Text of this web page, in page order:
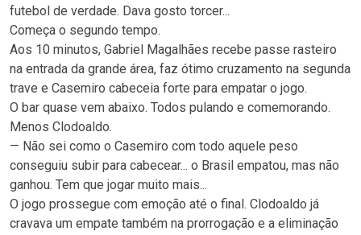
futebol de verdade. Dava gosto torcer...
Começa o segundo tempo.
Aos 10 minutos, Gabriel Magalhães recebe passe rasteiro
na entrada da grande área, faz ótimo cruzamento na segunda
trave e Casemiro cabeceia forte para empatar o jogo.
O bar quase vem abaixo. Todos pulando e comemorando.
Menos Clodoaldo.
— Não sei como o Casemiro com todo aquele peso
conseguiu subir para cabecear... o Brasil empatou, mas não
ganhou. Tem que jogar muito mais...
O jogo prossegue com emoção até o final. Clodoaldo já
cravava um empate também na prorrogação e a eliminação